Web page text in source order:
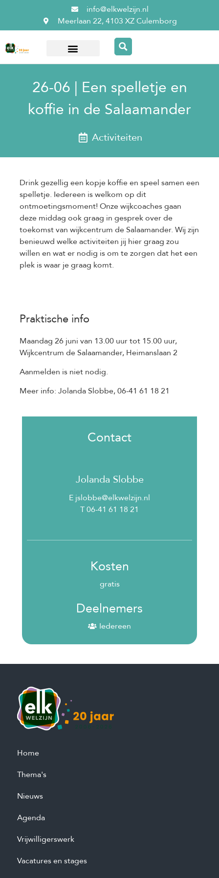
info@elkwelzijn.nl
Meerlaan 22, 4103 XZ Culemborg
26-06 | Een spelletje en
koffie in de Salaamander
Activiteiten
Drink gezellig een kopje koffie en speel samen een
spelletje. Iedereen is welkom op dit
ontmoetingsmoment! Onze wijkcoaches gaan
deze middag ook graag in gesprek over de
toekomst van wijkcentrum de Salaamander. Wij zijn
benieuwd welke activiteiten jij hier graag zou
willen en wat er nodig is om te zorgen dat het een
plek is waar je graag komt.
Praktische info
Maandag 26 juni van 13.00 uur tot 15.00 uur,
Wijkcentrum de Salaamander, Heimanslaan 2
Aanmelden is niet nodig.
Meer info: Jolanda Slobbe, 06-41 61 18 21
Contact
Jolanda Slobbe
E jslobbe@elkwelzijn.nl
T 06-41 61 18 21
Kosten
gratis
Deelnemers
Iedereen
Home
Thema's
Nieuws
Agenda
Vrijwilligerswerk
Vacatures en stages